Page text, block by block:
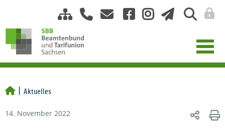
Aktuelles
14. November 2022